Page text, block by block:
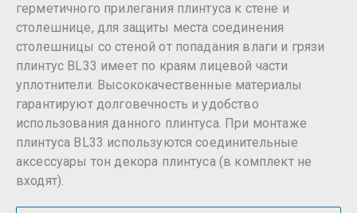
герметичного прилегания плинтуса к стене и
столешнице, для защиты места соединения
столешницы со стеной от попадания влаги и грязи
плинтус BL33 имеет по краям лицевой части
уплотнители. Высококачественные материалы
гарантируют долговечность и удобство
использования данного плинтуса. При монтаже
плинтуса BL33 используются соединительные
аксессуары тон декора плинтуса (в комплект не
входят).